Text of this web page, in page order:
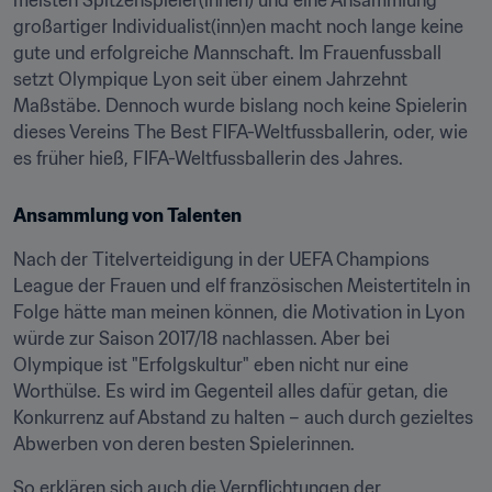
großartiger Individualist(inn)en macht noch lange keine
gute und erfolgreiche Mannschaft. Im Frauenfussball
setzt Olympique Lyon seit über einem Jahrzehnt
Maßstäbe. Dennoch wurde bislang noch keine Spielerin
dieses Vereins The Best FIFA-Weltfussballerin, oder, wie
es früher hieß, FIFA-Weltfussballerin des Jahres.
Ansammlung von Talenten
Nach der Titelverteidigung in der UEFA Champions
League der Frauen und elf französischen Meistertiteln in
Folge hätte man meinen können, die Motivation in Lyon
würde zur Saison 2017/18 nachlassen. Aber bei
Olympique ist "Erfolgskultur" eben nicht nur eine
Worthülse. Es wird im Gegenteil alles dafür getan, die
Konkurrenz auf Abstand zu halten – auch durch gezieltes
Abwerben von deren besten Spielerinnen.
So erklären sich auch die Verpflichtungen der